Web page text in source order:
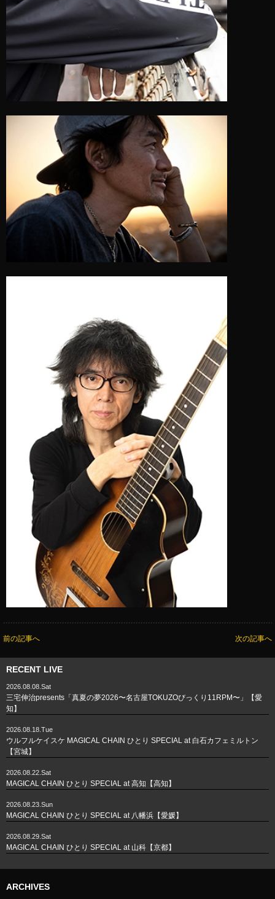
前の記事へ 次の記事へ
RECENT LIVE
2026.08.08.Sat
三宅伸治presents「真夏の夢2026〜名古屋TOKUZOびっくり11RPM〜」【愛
知】
2026.08.18.Tue
ウルフルケイスケ MAGICAL CHAIN ひとり SPECIAL at 白石カフェミルトン
【宮城】
2026.08.22.Sat
MAGICAL CHAIN ひとり SPECIAL at 高知【高知】
2026.08.23.Sun
MAGICAL CHAIN ひとり SPECIAL at 八幡浜【愛媛】
2026.08.29.Sat
MAGICAL CHAIN ひとり SPECIAL at 山科【京都】
ARCHIVES